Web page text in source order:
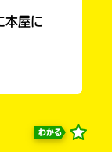
本屋に
わかる